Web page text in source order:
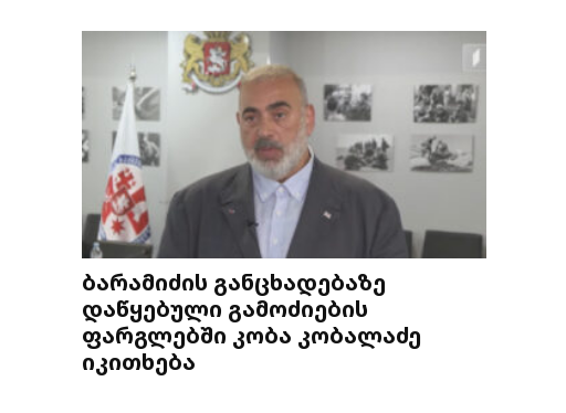
ბარამიძის განცხადებაზე
დაწყებული გამოძიების
ფარგლებში კობა კობალაძე
იკითხება